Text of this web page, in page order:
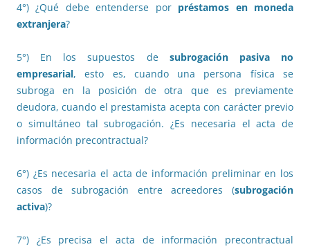
4°) ¿Qué debe entenderse por préstamos en moneda
extranjera?
5°) En los supuestos de subrogación pasiva no
empresarial, esto es, cuando una persona física se
subroga en la posición de otra que es previamente
deudora, cuando el prestamista acepta con carácter previo
o simultáneo tal subrogación. ¿Es necesaria el acta de
información precontractual?
6°) ¿Es necesaria el acta de información preliminar en los
casos de subrogación entre acreedores (subrogación
activa)?
7°) ¿Es precisa el acta de información precontractual